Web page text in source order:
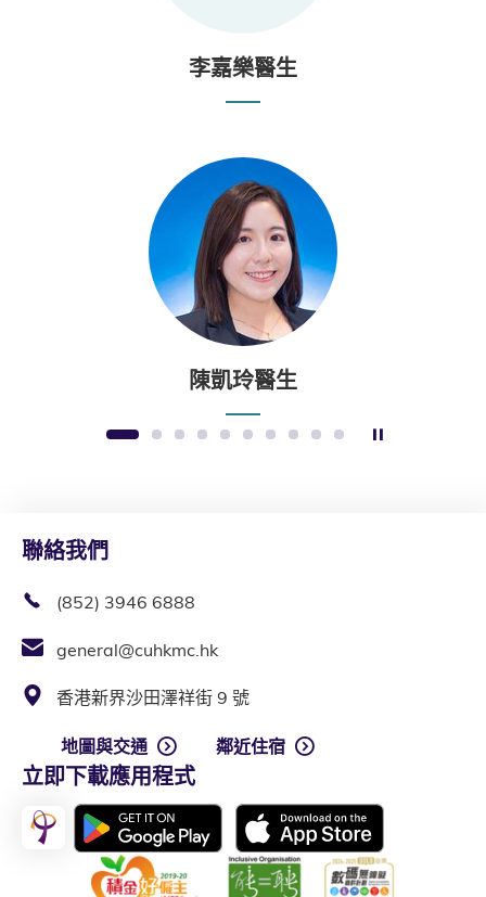
李嘉樂醫生
陳凱玲醫生
1 2 3 4 5 6 7 8 9 10
聯絡我們
(852) 3946 6888
general@cuhkmc.hk
香港新界沙田澤祥街 9 號
地圖與交通 鄰近住宿
立即下載應用程式